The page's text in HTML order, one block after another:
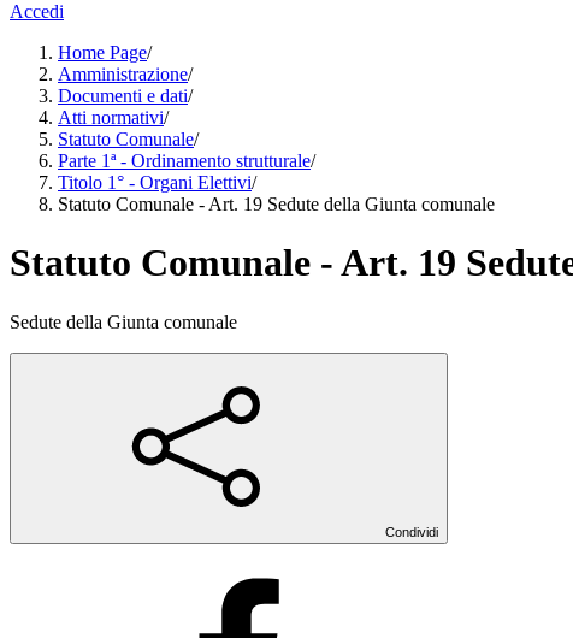
Accedi
Home Page/
Amministrazione/
Documenti e dati/
Atti normativi/
Statuto Comunale/
Parte 1ª - Ordinamento strutturale/
Titolo 1° - Organi Elettivi/
Statuto Comunale - Art. 19 Sedute della Giunta comunale
Statuto Comunale - Art. 19
Sedute della Giunta comunale
Condividi